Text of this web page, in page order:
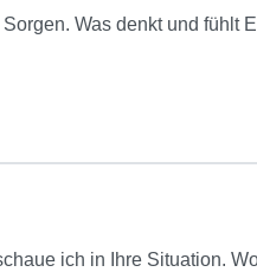
Was denkt und fühlt
ich in Ihre Situation.